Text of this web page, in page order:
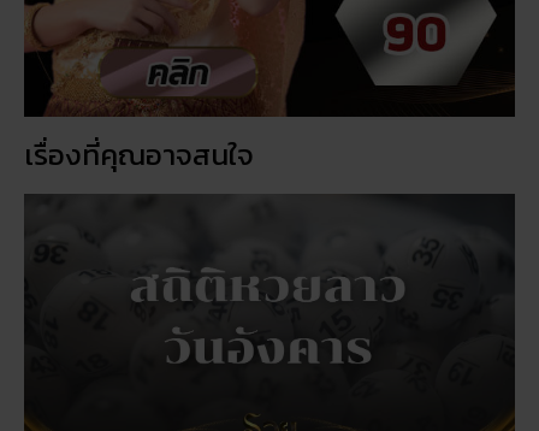
เรื่องที่คุณอาจสนใจ